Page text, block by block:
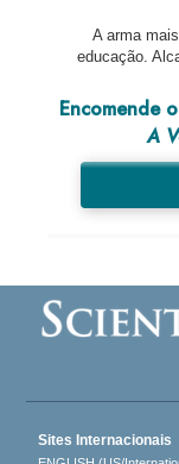
A arma
educação.
Encomende
A
Sites Internacionais